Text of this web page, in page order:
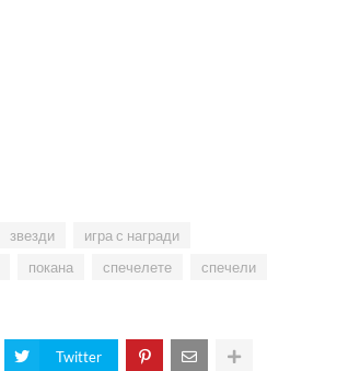
звезди
игра с награди
покана спечелете
спечели
Twitter